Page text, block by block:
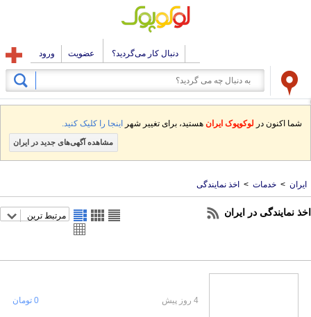
دنبال کار می‌گردید؟ عضویت ورود
شما اکنون در لوکوپوک ایران هستید، برای تغییر شهر اینجا را کلیک کنید.
مشاهده آگهی‌های جدید در ایران
ایران > خدمات > اخذ نمایندگی
اخذ نمایندگی در ایران مرتبط ترین
4 روز پیش 0 تومان